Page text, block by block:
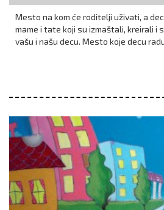
Mesto na kom će roditelji uživati, a
mame i tate koji su izmaštali, kreirali i
vašu i našu decu. Mesto koje decu